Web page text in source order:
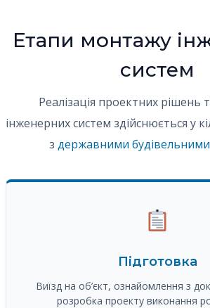
Етапи монтажу
систем
Реалізація проектних рішень
інженерних систем здійснюється у
з державними
Підготовка
Виїзд на об’єкт, ознайомлення з
розробка проекту виконання